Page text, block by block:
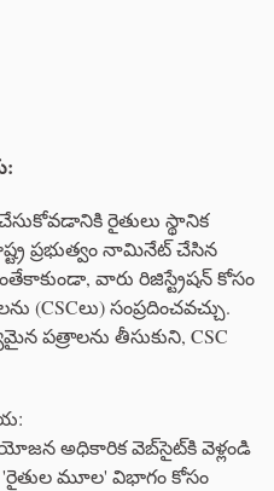
రైతులు స్థానిక
ప్రభుత్వం నామినేట్ చేసిన
వారు రిజిస్ట్రేషన్ కోసం
సంప్రదించవచ్చు.
పత్రాలను తీసుకుని, CSC
అధికారిక వెబ్‌సైట్‌కి వెళ్లండి
'రైతుల మూల' విభాగం కోసం